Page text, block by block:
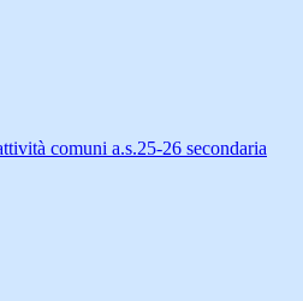
comuni a.s.25-26 secondaria